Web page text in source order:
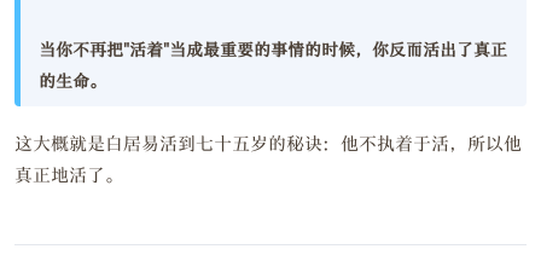
当你不再把"活着"当成最重要的事情的时候，你反而活出了真正
的生命。
这大概就是白居易活到七十五岁的秘诀：他不执着于活，所以他
真正地活了。